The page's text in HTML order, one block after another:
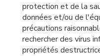
protection et de la
données et/ou de
précautions
rechercher des virus
propriétés